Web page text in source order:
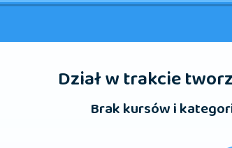
Dział w trakcie
Brak kursów i